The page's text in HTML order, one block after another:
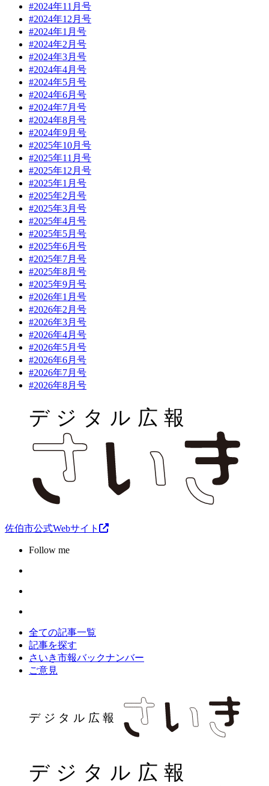
#2024年11月号
#2024年12月号
#2024年1月号
#2024年2月号
#2024年3月号
#2024年4月号
#2024年5月号
#2024年6月号
#2024年7月号
#2024年8月号
#2024年9月号
#2025年10月号
#2025年11月号
#2025年12月号
#2025年1月号
#2025年2月号
#2025年3月号
#2025年4月号
#2025年5月号
#2025年6月号
#2025年7月号
#2025年8月号
#2025年9月号
#2026年1月号
#2026年2月号
#2026年3月号
#2026年4月号
#2026年5月号
#2026年6月号
#2026年7月号
#2026年8月号
佐伯市公式Webサイト
Follow me
全ての記事一覧
記事を探す
さいき市報バックナンバー
ご意見